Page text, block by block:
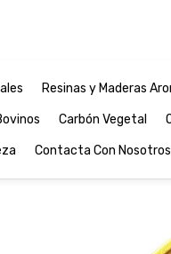
Resinas y Maderas
Carbón Vegetal
Contacta Con Nosotros